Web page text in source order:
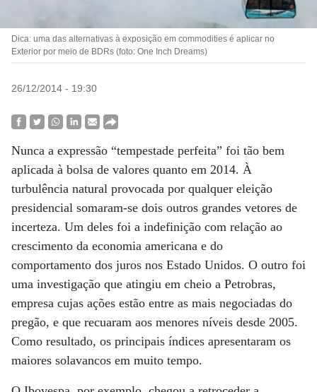
Dica: uma das alternativas à exposição em commodities é aplicar no
Exterior por meio de BDRs (foto: One Inch Dreams)
26/12/2014 - 19:30
Nunca a expressão “tempestade perfeita” foi tão bem
aplicada à bolsa de valores quanto em 2014. À
turbulência natural provocada por qualquer eleição
presidencial somaram-se dois outros grandes vetores de
incerteza. Um deles foi a indefinição com relação ao
crescimento da economia americana e do
comportamento dos juros nos Estado Unidos. O outro foi
uma investigação que atingiu em cheio a Petrobras,
empresa cujas ações estão entre as mais negociadas do
pregão, e que recuaram aos menores níveis desde 2005.
Como resultado, os principais índices apresentaram os
maiores solavancos em muito tempo.